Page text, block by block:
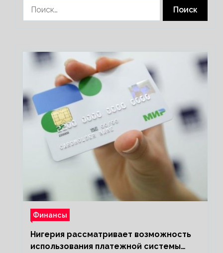
Финансы
Нигерия рассматривает возможность
использования платежной системы